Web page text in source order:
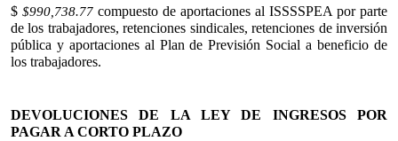
$ $990,738.77 compuesto de aportaciones al ISSSSPEA por parte
de los trabajadores, retenciones sindicales, retenciones de inversión
pública y aportaciones al Plan de Previsión Social a beneficio de
los trabajadores.
DEVOLUCIONES DE LA LEY DE INGRESOS POR
PAGAR A CORTO PLAZO